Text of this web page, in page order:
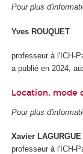
Pour plus
Yves ROUQUET
professeur à l'ICH-
a publié en 2024,
Location, mode
Pour plus
Xavier LAGURGUE
professeur à l'ICH-